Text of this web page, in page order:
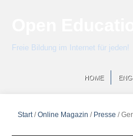
Freie Bildung im Internet für jeden!
HOME
Start/Online Magazin / Presse /